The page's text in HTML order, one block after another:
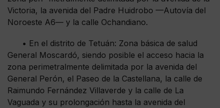
Victoria, la avenida del Padre Huidrobo —Autovía del
Noroeste A6— y la calle Ochandiano.
• En el distrito de Tetuán: Zona básica de salud
General Moscardó, siendo posible el acceso hacia la
zona perimetralmente delimitada por la avenida del
General Perón, el Paseo de la Castellana, la calle de
Raimundo Fernández Villaverde y la calle de La
Vaguada y su prolongación hasta la avenida del